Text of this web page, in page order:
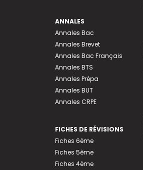
ANNALES
Annales Bac
Annales Brevet
Annales Bac Français
Annales BTS
Annales Prépa
Annales BUT
Annales CRPE
FICHES DE RÉVISIONS
Fiches 6ème
Fiches 5ème
Fiches 4ème